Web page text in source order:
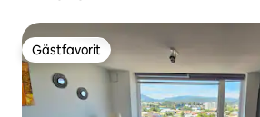
Gästfavorit
Gästfavorit